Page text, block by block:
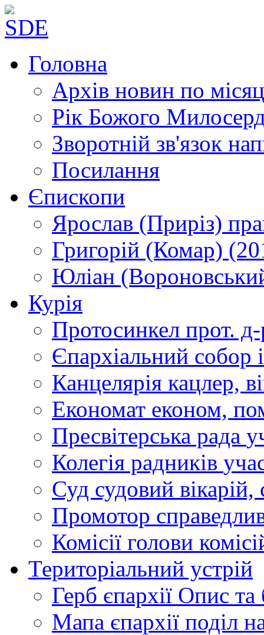
Головна
Архів новин по
Рік Божого
Зворотній зв'язок
Посилання
Єпископи
Ярослав (Приріз)
Григорій (Комар)
Юліан
Курія
Протосинкел прот.
Єпархіальний собор
Канцелярія кацлер,
Економат економ,
Пресвітерська рада
Колегія радників
Суд судовий вікарій,
Промотор
Комісії голови
Територіальний устрій
Герб єпархії Опис та
Мапа єпархії поділ